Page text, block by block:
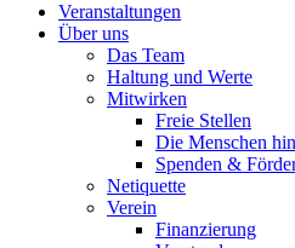
Veranstaltungen
Über uns
Das Team
Haltung und Werte
Mitwirken
Freie Stellen
Die Menschen
Spenden &
Netiquette
Verein
Finanzierung